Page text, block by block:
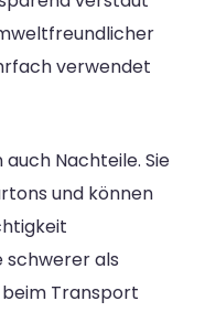
verwendet
Nachteile. Sie
und können
schwerer als
Transport